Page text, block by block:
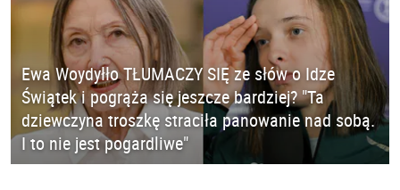
Ewa Woydyłło TŁUMACZY SIĘ ze słów o Idze
Świątek i pogrąża się jeszcze bardziej? "Ta
dziewczyna troszkę straciła panowanie nad sobą.
I to nie jest pogardliwe"